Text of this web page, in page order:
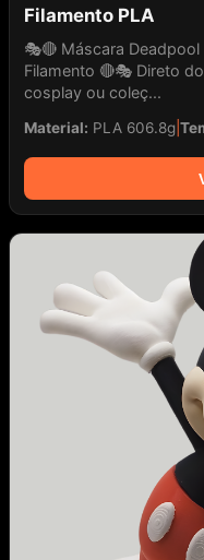
Filamento PLA
🎭🔴 Máscara
Filamento 🔴🎭 Direto
cosplay ou coleç...
Material: PLA 606.8g|